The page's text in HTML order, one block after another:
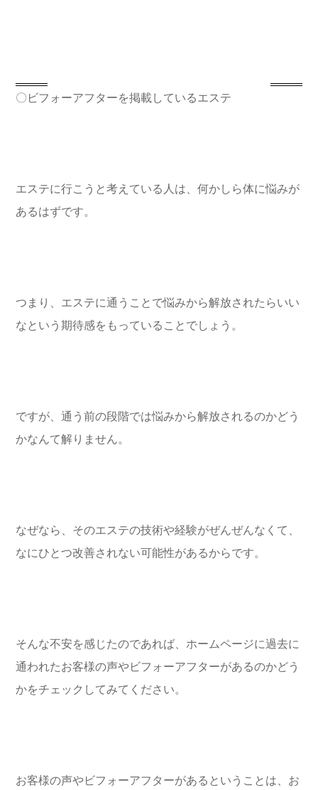
〇ビフォーアフターを掲載しているエステ
エステに行こうと考えている人は、何かしら体に悩みが
あるはずです。
つまり、エステに通うことで悩みから解放されたらいい
なという期待感をもっていることでしょう。
ですが、通う前の段階では悩みから解放されるのかどう
かなんて解りません。
なぜなら、そのエステの技術や経験がぜんぜんなくて、
なにひとつ改善されない可能性があるからです。
そんな不安を感じたのであれば、ホームページに過去に
通われたお客様の声やビフォーアフターがあるのかどう
かをチェックしてみてください。
お客様の声やビフォーアフターがあるということは、お